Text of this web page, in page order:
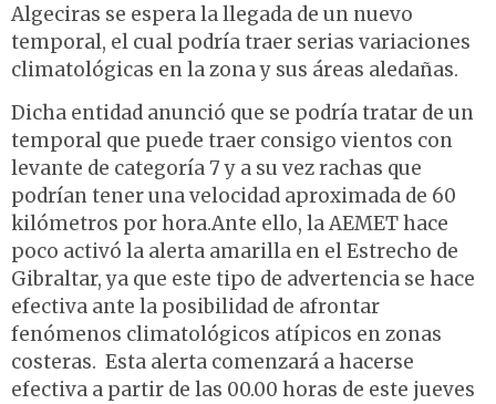
Algeciras se espera la llegada de un nuevo
temporal, el cual podría traer serias variaciones
climatológicas en la zona y sus áreas aledañas.
Dicha entidad anunció que se podría tratar de un
temporal que puede traer consigo vientos con
levante de categoría 7 y a su vez rachas que
podrían tener una velocidad aproximada de 60
kilómetros por hora.Ante ello, la AEMET hace
poco activó la alerta amarilla en el Estrecho de
Gibraltar, ya que este tipo de advertencia se hace
efectiva ante la posibilidad de afrontar
fenómenos climatológicos atípicos en zonas
costeras. Esta alerta comenzará a hacerse
efectiva a partir de las 00.00 horas de este jueves